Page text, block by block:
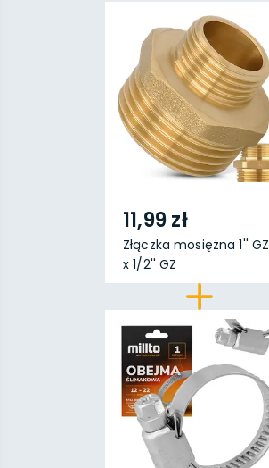
11,99 zł
Złączka mosiężna 1'' GZ
x 1/2'' GZ